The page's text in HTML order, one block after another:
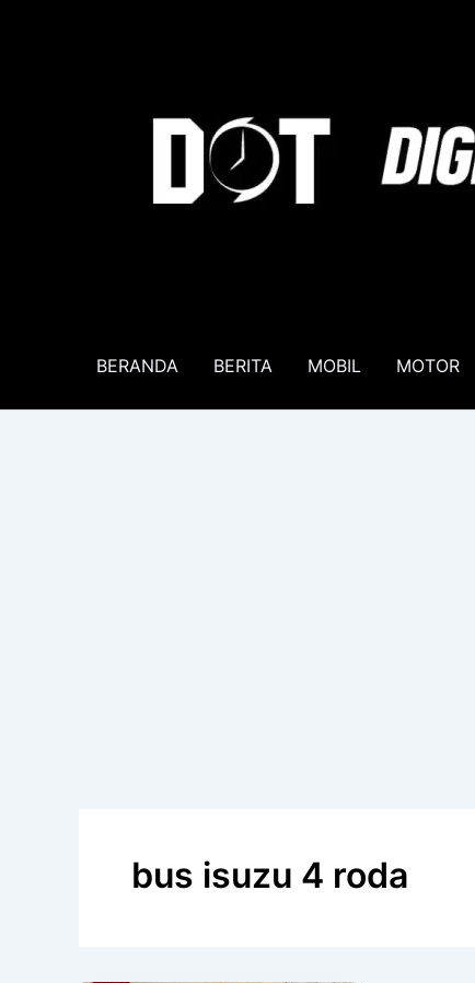
BERANDA BERITA MOBIL MOTOR
bus isuzu 4 roda